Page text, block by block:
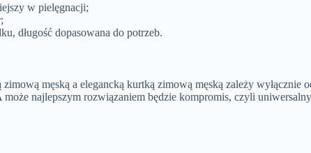
w pielęgnacji;
długość dopasowana do potrzeb.
męską a elegancką kurtką zimową męską zależy
najlepszym rozwiązaniem będzie kompromis, czyli